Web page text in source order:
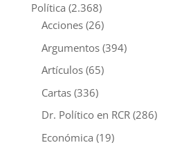
Política (2.368)
Acciones(26)
Argumentos(394)
Artículos(65)
Cartas(336)
Dr. Político en RCR(286)
Económica (19)